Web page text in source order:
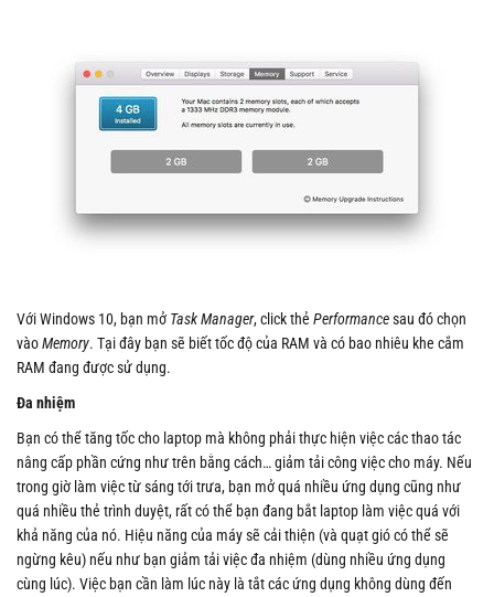
Với Windows 10, bạn mở Task Manager, click thẻ Performancesau đó chọn
vàoMemory. Tại đây bạn sẽ biết tốc độ của RAM và có bao nhiêu khe cắm
RAM đang được sử dụng.
Đa nhiệm
Bạn có thể tăng tốc cho laptop mà không phải thực hiện việc các thao tác
nâng cấp phần cứng như trên bằng cách… giảm tải công việc cho máy. Nếu
trong giờ làm việc từ sáng tới trưa, bạn mở quá nhiều ứng dụng cũng như
quá nhiều thẻ trình duyệt, rất có thể bạn đang bắt laptop làm việc quá với
khả năng của nó. Hiệu năng của máy sẽ cải thiện (và quạt gió có thể sẽ
ngừng kêu) nếu như bạn giảm tải việc đa nhiệm (dùng nhiều ứng dụng
cùng lúc). Việc bạn cần làm lúc này là tắt các ứng dụng không dùng đến